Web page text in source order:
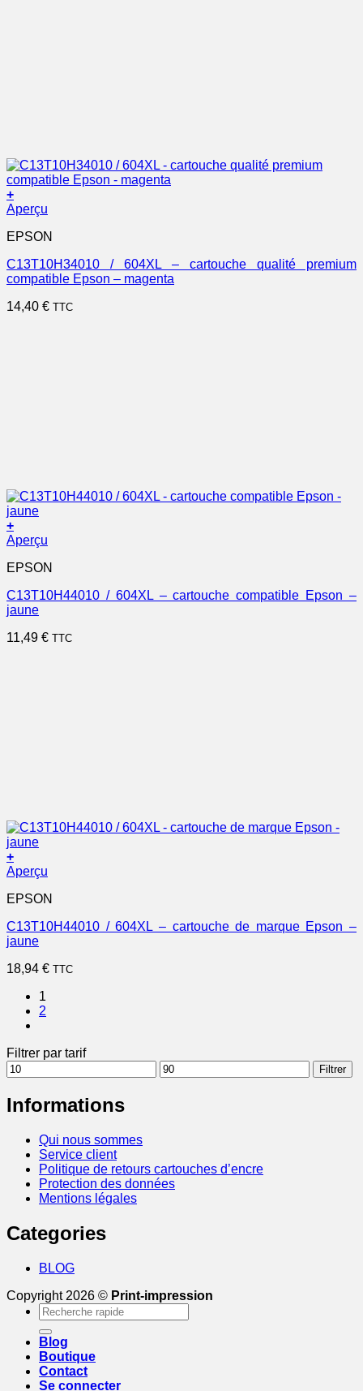
+
Aperçu
EPSON
C13T10H34010 / 604XL – cartouche qualité premium
compatible Epson – magenta
14,40 € TTC
+
Aperçu
EPSON
C13T10H44010 / 604XL – cartouche compatible Epson –
jaune
11,49 € TTC
+
Aperçu
EPSON
C13T10H44010 / 604XL – cartouche de marque Epson –
jaune
18,94 € TTC
1
2
Filtrer par tarif
Prix
min
Prix
max
Filtrer
Informations
Qui nous sommes
Service client
Politique de retours cartouches d’encre
Protection des données
Mentions légales
Categories
BLOG
Copyright 2026 © Print-impression
Recherche
pour :
Blog
Boutique
Contact
Se connecter